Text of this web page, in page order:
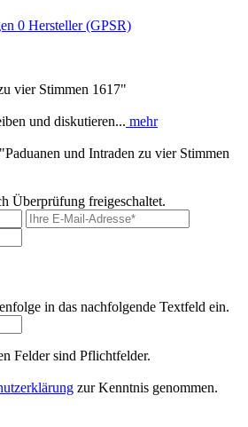
0 Hersteller (GPSR)
vier Stimmen 1617"
und diskutieren... mehr
und Intraden zu vier Stimmen
Überprüfung freigeschaltet.
in das nachfolgende Textfeld ein.
Felder sind Pflichtfelder.
zur Kenntnis genommen.